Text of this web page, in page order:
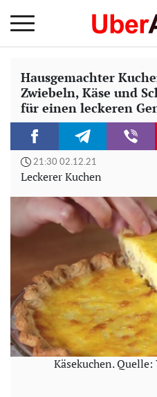
Hausgemachter
Zwiebeln, Käse und
für einen leckeren
21:30 02.12.21
Leckerer Kuchen
Käsekuchen.